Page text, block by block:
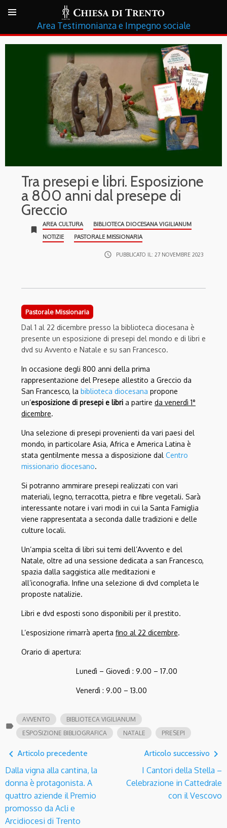
Testimonianza e Impegno sociale
Tra presepi e libri. Esposizione
a 800 anni dal presepe di
Greccio
bookmark
AREA CULTURA
BIBLIOTECA DIOCESANA VIGILIANUM
NOTIZIE
PASTORALE MISSIONARIA
access_time PUBBLICATO IL: 27 NOVEMBRE 2023
Pastorale Missionaria
Dal 1 al 22 dicembre presso la biblioteca diocesana è
presente un esposizione di presepi del mondo e di libri e
dvd su Avvento e Natale e su san Francesco.
In occasione degli 800 anni della prima
rappresentazione del Presepe allestito a Greccio da
San Francesco, la biblioteca diocesana propone
un’esposizione di presepi e libri a partire da venerdì 1°
dicembre.
Una selezione di presepi provenienti da vari paesi del
mondo, in particolare Asia, Africa e America Latina è
stata gentilmente messa a disposizione dal Centro
missionario diocesano.
Si potranno ammirare presepi realizzati con vari
materiali, legno, terracotta, pietra e fibre vegetali. Sarà
interessante notare i vari modi in cui la Santa Famiglia
viene rappresentata a seconda dalle tradizioni e delle
culture locali.
Un’ampia scelta di libri sui temi dell’Avvento e del
Natale, oltre ad una sessione dedicata a san Francesco,
spazia dalla saggistica alle meditazioni e
all’iconografia. Infine una selezione di dvd completa le
proposte natalizie.
Libri e dvd esposti sono disponibili per il prestito.
L’esposizione rimarrà aperta fino al 22 dicembre.
Orario di apertura:
Lunedì – Giovedì : 9.00 – 17.00
Venerdì : 9.00 – 13.00
label
AVVENTO
BIBLIOTECA VIGILIANUM
ESPOSIZIONE BIBLIOGRAFICA
NATALE PRESEPI
navigate_before Articolo precedente
Dalla vigna alla cantina, la
donna è protagonista. A
quattro aziende il Premio
promosso da Acli e
Arcidiocesi di Trento
Articolo successivo navigate_next
I Cantori della Stella –
Celebrazione in Cattedrale
con il Vescovo